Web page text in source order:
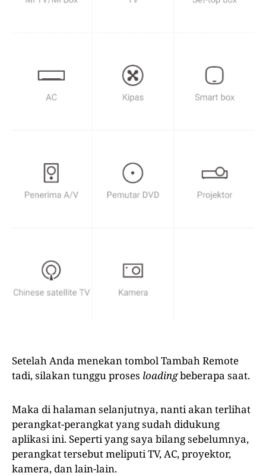
Setelah Anda menekan tombol Tambah Remote
tadi, silakan tunggu proses loadingbeberapa saat.
Maka di halaman selanjutnya, nanti akan terlihat
perangkat-perangkat yang sudah didukung
aplikasi ini. Seperti yang saya bilang sebelumnya,
perangkat tersebut meliputi TV, AC, proyektor,
kamera, dan lain-lain.